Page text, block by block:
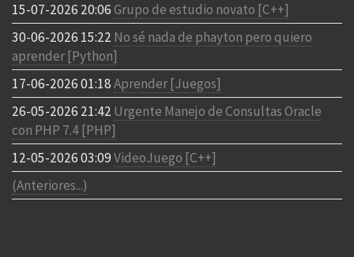
15-07-2026 20:06Grupo de estudio novato [C++]
30-06-2026 15:22 No sé nada de phayton pero quiero
aprender [Python]
17-06-2026 01:18Aprender [Juegos]
26-05-2026 21:42 Urgente Manejo de Consultas Oracle
con PHP 7.4 [PHP]
12-05-2026 03:09VideoJuego [C++]
(Anteriores...)